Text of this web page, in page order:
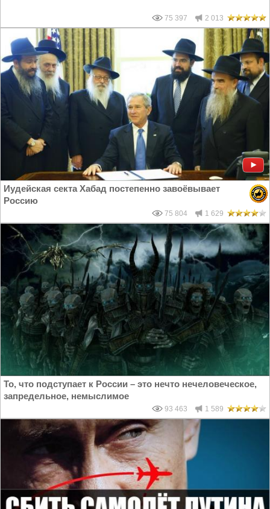
75 397 2 013
Иудейская секта Хабад постепенно завоёвывает
Россию
75 804 1 629
То, что подступает к России – это нечто нечеловеческое,
запредельное, немыслимое
93 463 1 589